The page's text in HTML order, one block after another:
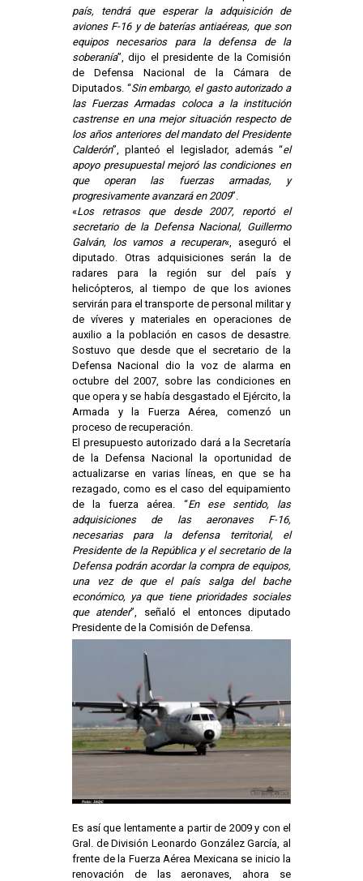
país, tendrá que esperar la adquisición de
aviones F-16 y de baterías antiaéreas, que son
equipos necesarios para la defensa de la
soberanía”, dijo el presidente de la Comisión
de Defensa Nacional de la Cámara de
Diputados. “Sin embargo, el gasto autorizado a
las Fuerzas Armadas coloca a la institución
castrense en una mejor situación respecto de
los años anteriores del mandato del Presidente
Calderón”, planteó el legislador, además “el
apoyo presupuestal mejoró las condiciones en
que operan las fuerzas armadas, y
progresivamente avanzará en 2009”.
«Los retrasos que desde 2007, reportó el
secretario de la Defensa Nacional, Guillermo
Galván, los vamos a recuperar«, aseguró el
diputado. Otras adquisiciones serán la de
radares para la región sur del país y
helicópteros, al tiempo de que los aviones
servirán para el transporte de personal militar y
de víveres y materiales en operaciones de
auxilio a la población en casos de desastre.
Sostuvo que desde que el secretario de la
Defensa Nacional dio la voz de alarma en
octubre del 2007, sobre las condiciones en
que opera y se había desgastado el Ejército, la
Armada y la Fuerza Aérea, comenzó un
proceso de recuperación.
El presupuesto autorizado dará a la Secretaría
de la Defensa Nacional la oportunidad de
actualizarse en varias líneas, en que se ha
rezagado, como es el caso del equipamiento
de la fuerza aérea. “En ese sentido, las
adquisiciones de las aeronaves F-16,
necesarias para la defensa territorial, el
Presidente de la República y el secretario de la
Defensa podrán acordar la compra de equipos,
una vez de que el país salga del bache
económico, ya que tiene prioridades sociales
que atender”, señaló el entonces diputado
Presidente de la Comisión de Defensa.
Es así que lentamente a partir de 2009 y con el
Gral. de División Leonardo González García, al
frente de la Fuerza Aérea Mexicana se inicio la
renovación de las aeronaves, ahora se